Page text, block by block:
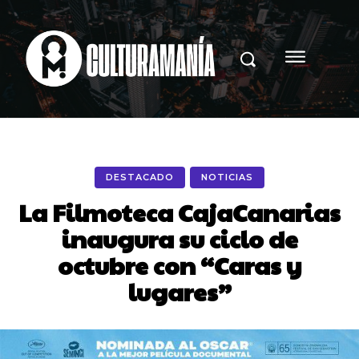
DESTACADO NOTICIAS
La Filmoteca CajaCanarias
inaugura su ciclo de
octubre con “Caras y
lugares”